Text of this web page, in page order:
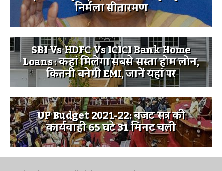
निर्मला सीतारमण
SBI Vs HDFC Vs ICICI Bank Home
Loans : कहां मिलेगा सबसे सस्ता होम लोन,
कितनी बनेगी EMI, जानें यहां पर
UP Budget 2021-22: बजट सत्र की
कार्यवाही 65 घंटे 31 मिनट चली